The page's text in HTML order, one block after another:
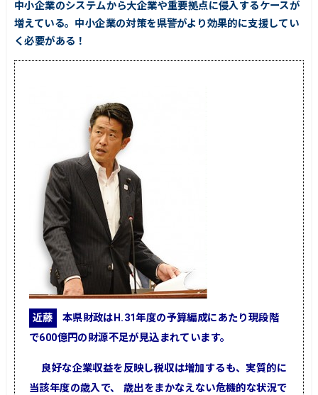
中小企業のシステムから大企業や重要拠点に侵入するケースが
増えている。中小企業の対策を県警がより効果的に支援してい
く必要がある！
近藤
本県財政はH.31年度の予算編成にあたり現段階
で600億円の財源不足が見込まれています。
良好な企業収益を反映し税収は増加するも、実質的に
当該年度の歳入で、 歳出をまかなえない危機的な状況で